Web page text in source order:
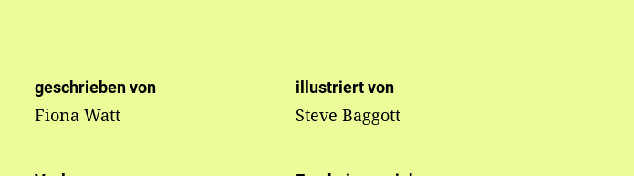
geschrieben von
Fiona Watt
illustriert von
Steve Baggott